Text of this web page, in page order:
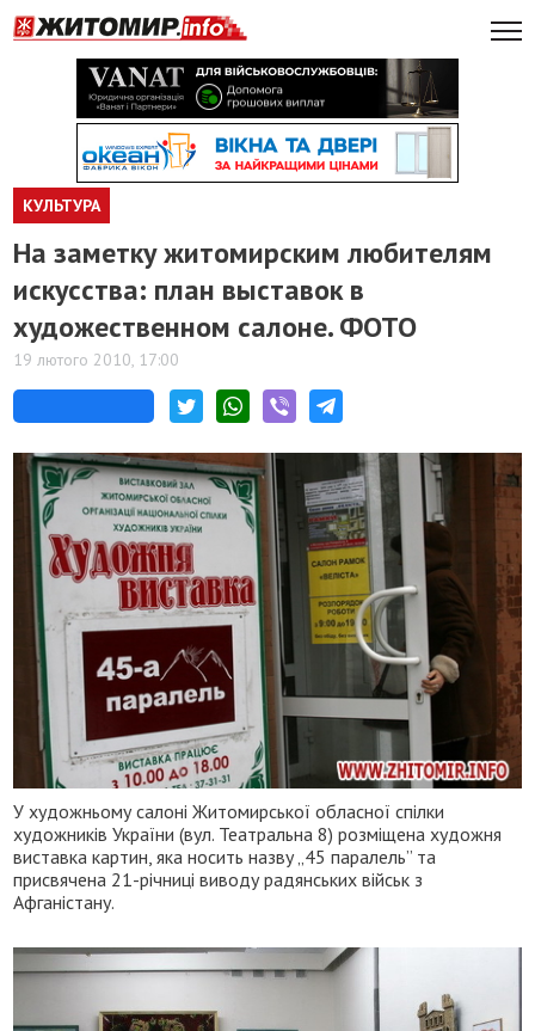
КУЛЬТУРА
На заметку житомирским любителям
искусства: план выставок в
художественном салоне. ФОТО
19 лютого 2010, 17:00
У художньому салоні Житомирської обласної спілки
художників України (вул. Театральна 8) розміщена художня
виставка картин, яка носить назву „45 паралель” та
присвячена 21-річниці виводу радянських військ з
Афганістану.